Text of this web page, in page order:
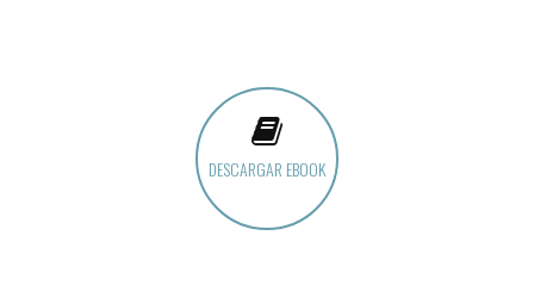
DESCARGAR EBOOK